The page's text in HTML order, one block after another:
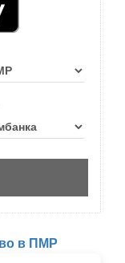
в ПМР